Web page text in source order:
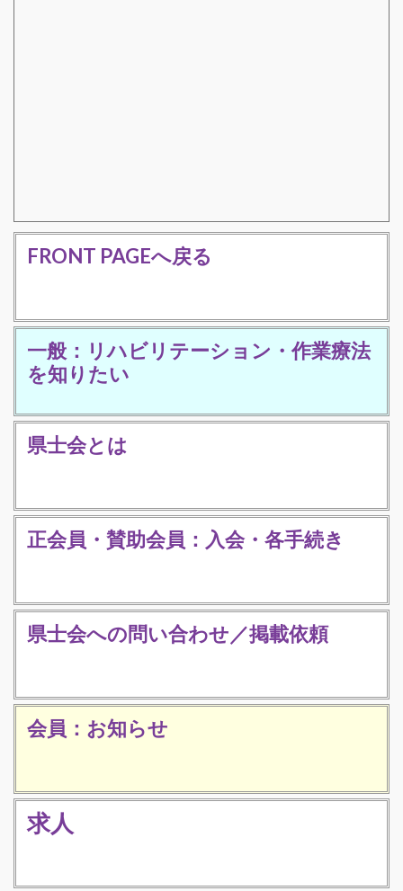
FRONT PAGEへ戻る
一般：リハビリテーション・作業療法
を知りたい
県士会とは
正会員・賛助会員：入会・各手続き
県士会への問い合わせ／掲載依頼
会員：お知らせ
求人